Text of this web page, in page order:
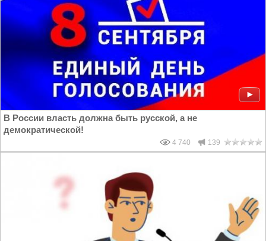
В России власть должна быть русской, а не
демократической!
4 740 139